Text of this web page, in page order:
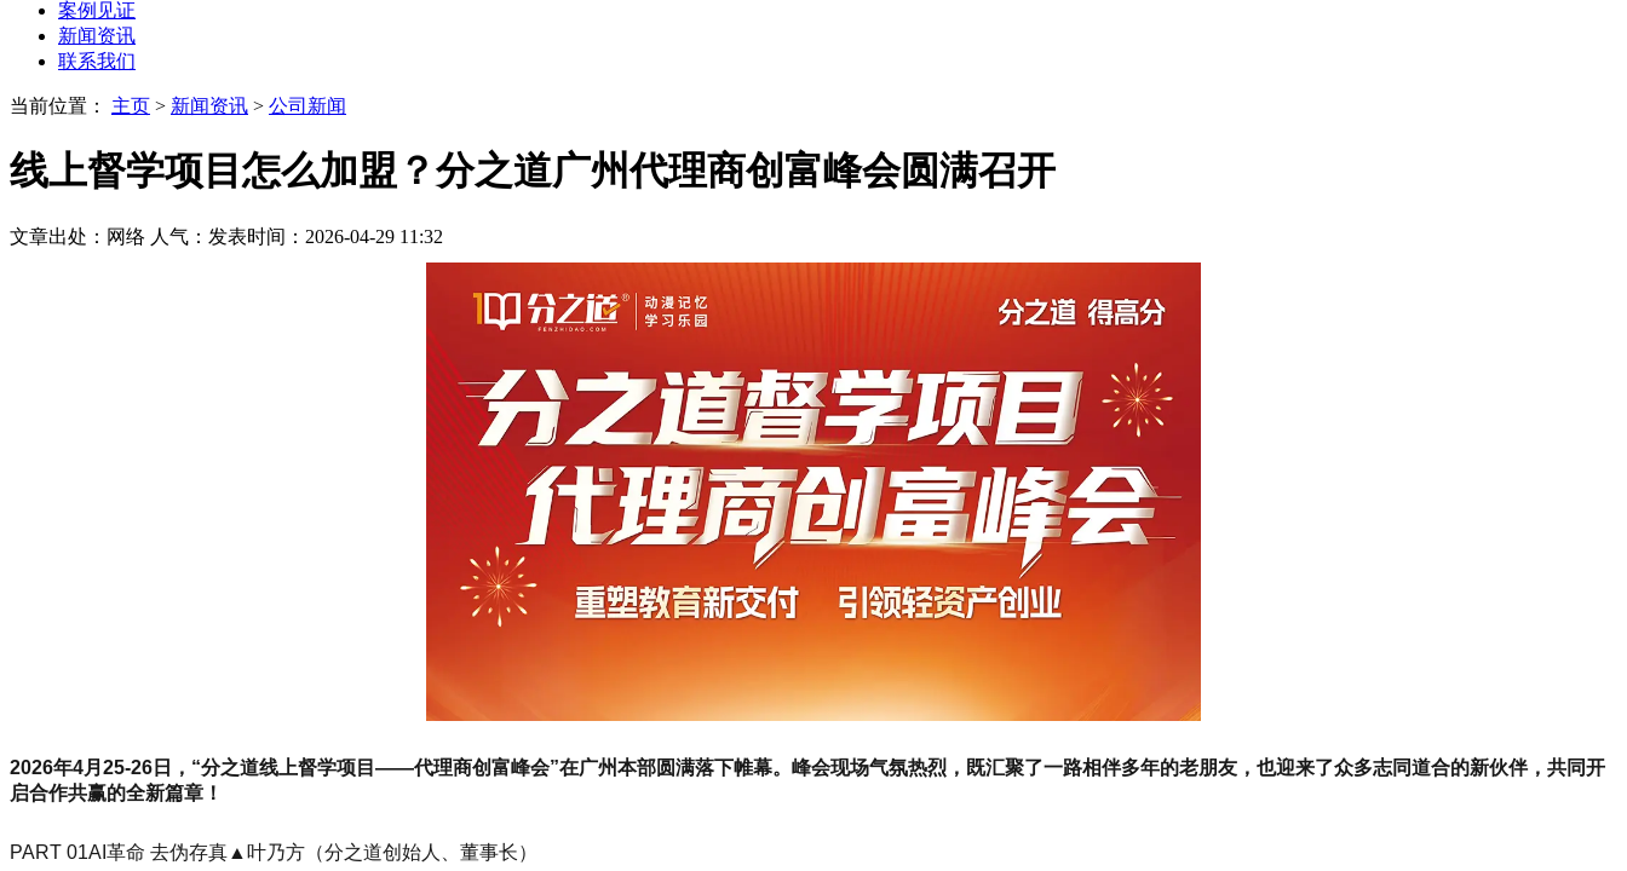
案例见证
新闻资讯
联系我们
当前位置： 主页 > 新闻资讯 > 公司新闻
线上督学项目怎么加盟？分之道广州代理商创富峰会圆满召开
文章出处：网络 人气： 发表时间：2026-04-29 11:32
2026年4月25-26日，“分之道线上督学项目——代理商创富峰会”在广州本部圆满落下帷幕。峰会现场气氛热烈，既汇聚了一路相伴多年的老朋友，也迎来了众多志同道合的新伙伴，共同开
启合作共赢的全新篇章！
PART 01AI革命 去伪存真▲叶乃方（分之道创始人、董事长）